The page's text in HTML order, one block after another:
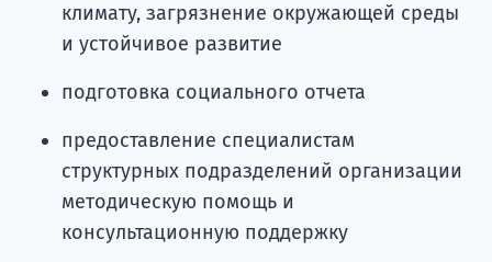
климату, загрязнение окружающей среды
и устойчивое развитие
подготовка социального отчета
предоставление специалистам
структурных подразделений организации
методическую помощь и
консультационную поддержку